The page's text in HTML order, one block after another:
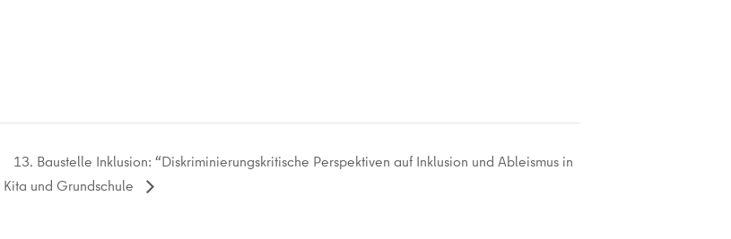
13. Baustelle Inklusion: “Diskriminierungskritische Perspektiven auf Inklusion und Ableismus in
Kita und Grundschule